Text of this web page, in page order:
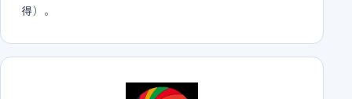
得）。